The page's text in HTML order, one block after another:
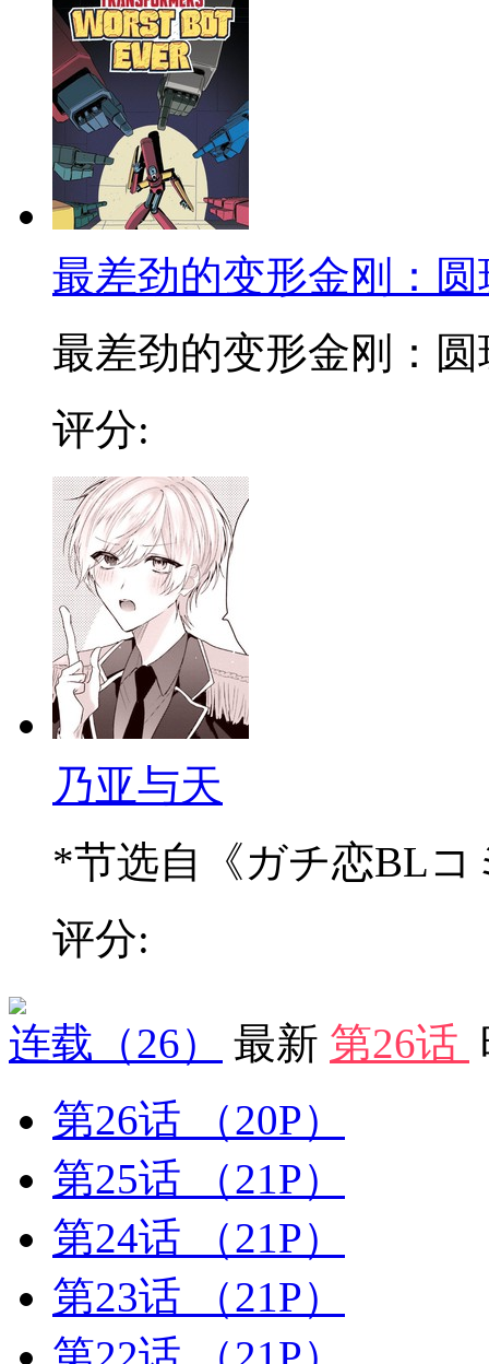
最差劲的变形金刚：
最差劲的变形金刚：圆
评分:
乃亚与天
*节选自《ガチ恋BLコ
评分:
连载 （26） 最新 第26话
第26话
（20P）
第25话
（21P）
第24话
（21P）
第23话
（21P）